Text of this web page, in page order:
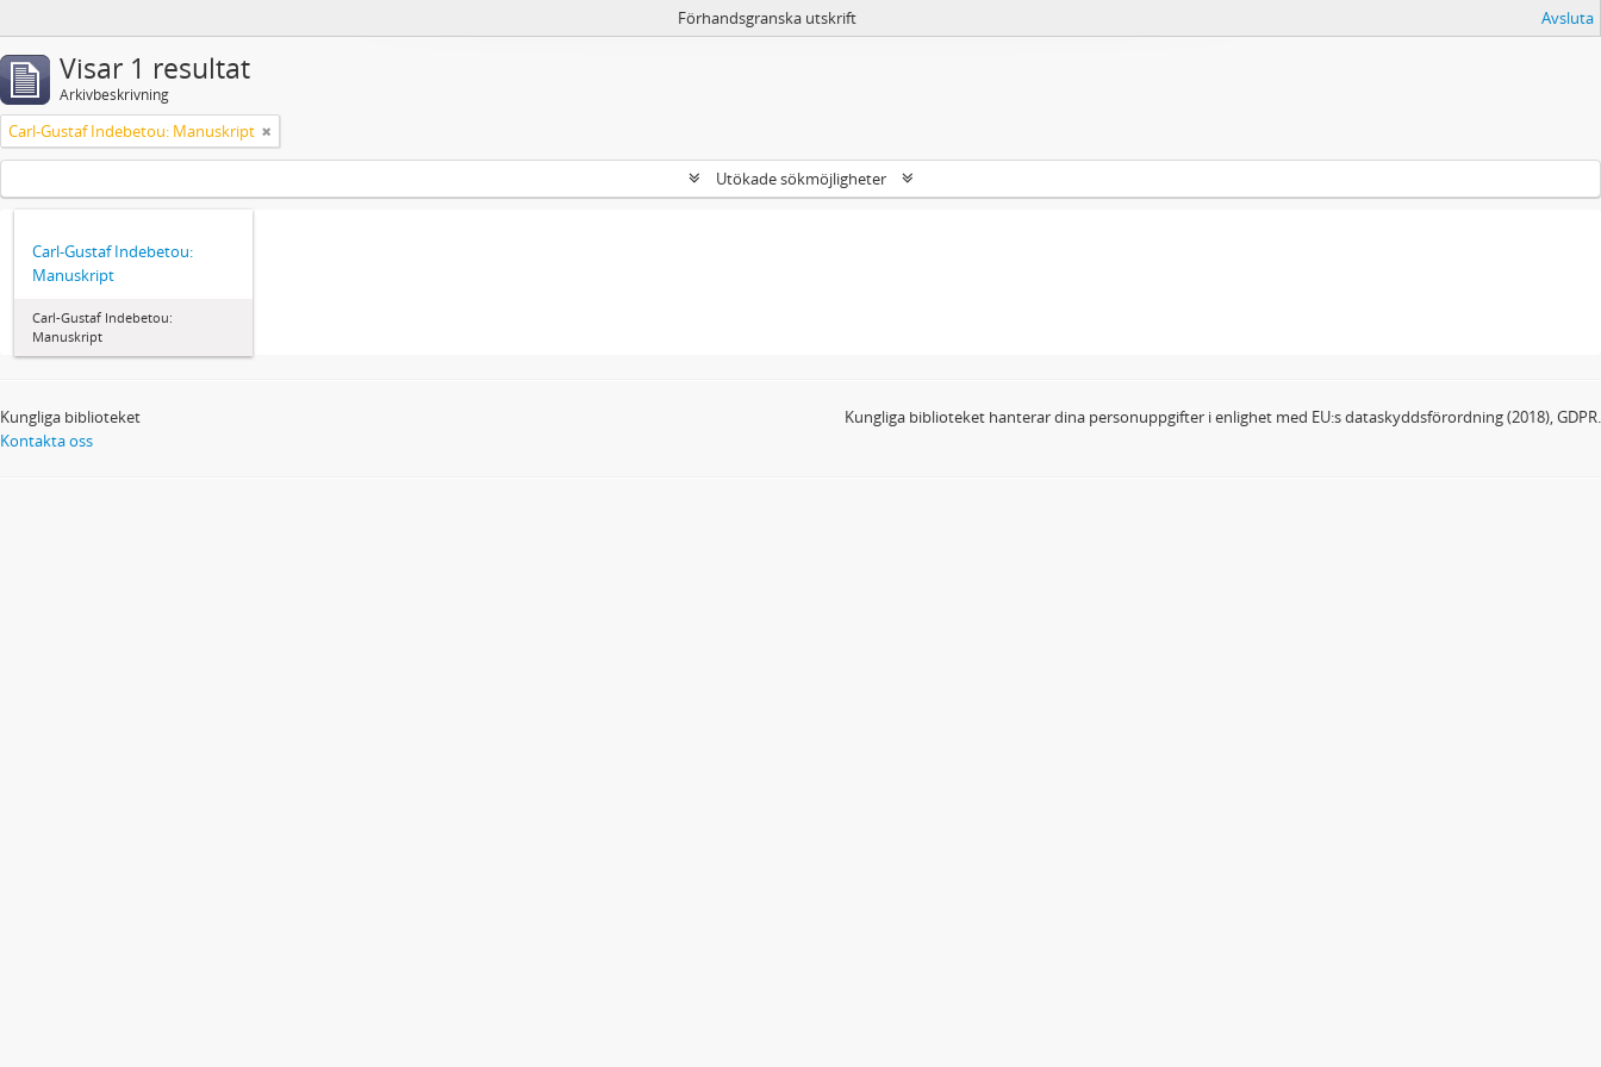
Förhandsgranska utskrift Avsluta
Visar 1 resultat
Arkivbeskrivning
Carl-Gustaf Indebetou: Manuskript
Utökade sökmöjligheter
Carl-Gustaf Indebetou:
Manuskript
Carl-Gustaf Indebetou:
Manuskript
Kungliga biblioteket
Kontakta oss
Kungliga biblioteket hanterar dina personuppgifter i enlighet med EU:s dataskyddsförordning (2018), GDPR.